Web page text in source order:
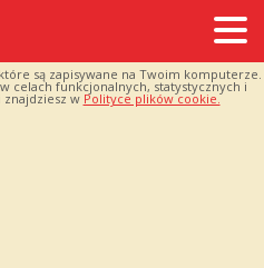
są zapisywane na Twoim komputerze.
celach funkcjonalnych, statystycznych i
w Polityce plików cookie.